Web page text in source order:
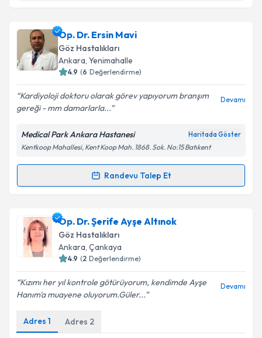
Takvim Talebini Gönder
Dr. Ahmet Türkiçin randevu takvimi talebi oluşturun.
Size bu uzmandan randevu almanız için bir takvim
hazırlandığında e-posta ile bilgilendireceğiz.
Kişisel verilerimin işlenmesine ilişkin
Aydınlatma
Metni'ni okudum ve kişisel verilerimin belirtilen
kapsamda işlenmesini kabul ediyorum.
Op. Dr. Ersin Mavi
Göz Hastalıkları
Ankara, Yenimahalle
4.9 (6 Değerlendirme)
Kardiyoloji doktoru olarak görev yapıyorum branşım
gereği - mm damarlarla...
Devamı
Medical Park Ankara Hastanesi Haritada Göster
Kentkoop Mahallesi, Kent Koop Mah. 1868. Sok. No:15 Batıkent
Randevu Talep Et
Randevu Takvimi Talebi
Op. Dr. Ersin Maviiçin randevu takvimi talebi
oluşturun. Size bu uzmandan randevu almanız için bir
takvim hazırlandığında e-posta ile bilgilendireceğiz.
Kişisel verilerimin işlenmesine ilişkin
Op. Dr. Şerife Ayşe Altınok
Göz Hastalıkları
Ankara, Çankaya
4.9 (2 Değerlendirme)
Kızımı her yıl kontrole götürüyorum, kendimde Ayşe
Hanım'a muayene oluyorum.Güler...
Devamı
Adres 1 Adres 2